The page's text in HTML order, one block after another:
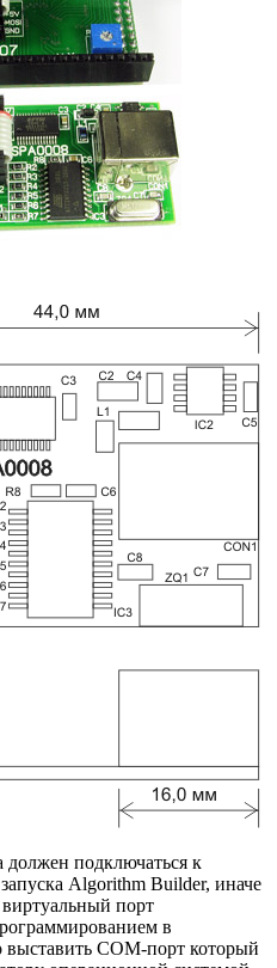
должен подключаться к
Algorithm Builder, иначе
порт
в
COM-порт который